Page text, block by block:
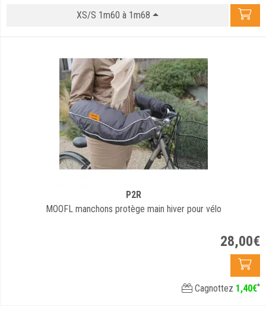
XS/S 1m60 à 1m68
P2R
MOOFL manchons protège main hiver pour vélo
28,00€
Cagnottez 1,40€*